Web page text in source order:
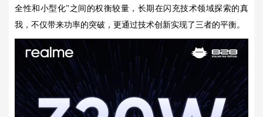
全性和小型化”之间的权衡较量，长期在闪充技术领域探索的真
我，不仅带来功率的突破，更通过技术创新实现了三者的平衡。